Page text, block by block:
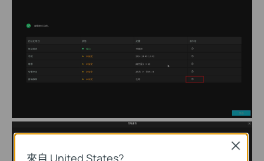
來自 United States?
Close